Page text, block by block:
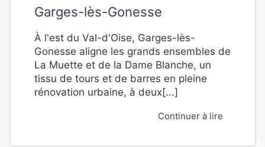
Garges-lès-Gonesse
À l'est du Val-d'Oise, Garges-lès-
Gonesse aligne les grands ensembles de
La Muette et de la Dame Blanche, un
tissu de tours et de barres en pleine
rénovation urbaine, à deux[...]
Continuer à lire